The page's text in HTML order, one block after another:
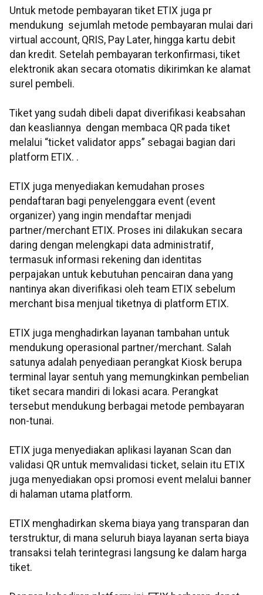
Untuk metode pembayaran tiket ETIX juga pr
mendukung sejumlah metode pembayaran mulai dari
virtual account, QRIS, Pay Later, hingga kartu debit
dan kredit. Setelah pembayaran terkonfirmasi, tiket
elektronik akan secara otomatis dikirimkan ke alamat
surel pembeli.
Tiket yang sudah dibeli dapat diverifikasi keabsahan
dan keasliannya dengan membaca QR pada tiket
melalui “ticket validator apps” sebagai bagian dari
platform ETIX. .
ETIX juga menyediakan kemudahan proses
pendaftaran bagi penyelenggara event (event
organizer) yang ingin mendaftar menjadi
partner/merchant ETIX. Proses ini dilakukan secara
daring dengan melengkapi data administratif,
termasuk informasi rekening dan identitas
perpajakan untuk kebutuhan pencairan dana yang
nantinya akan diverifikasi oleh team ETIX sebelum
merchant bisa menjual tiketnya di platform ETIX.
ETIX juga menghadirkan layanan tambahan untuk
mendukung operasional partner/merchant. Salah
satunya adalah penyediaan perangkat Kiosk berupa
terminal layar sentuh yang memungkinkan pembelian
tiket secara mandiri di lokasi acara. Perangkat
tersebut mendukung berbagai metode pembayaran
non-tunai.
ETIX juga menyediakan aplikasi layanan Scan dan
validasi QR untuk memvalidasi ticket, selain itu ETIX
juga menyediakan opsi promosi event melalui banner
di halaman utama platform.
ETIX menghadirkan skema biaya yang transparan dan
terstruktur, di mana seluruh biaya layanan serta biaya
transaksi telah terintegrasi langsung ke dalam harga
tiket.